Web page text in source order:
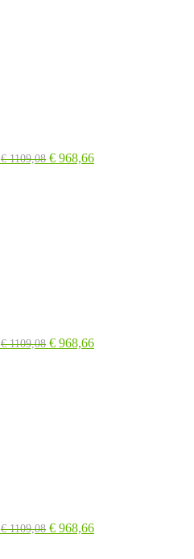
€1109,08 € 968,66
€1109,08 € 968,66
€1109,08 € 968,66